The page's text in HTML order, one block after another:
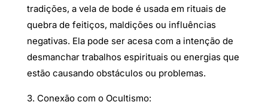
tradições, a vela de bode é usada em rituais de
quebra de feitiços, maldições ou influências
negativas. Ela pode ser acesa com a intenção de
desmanchar trabalhos espirituais ou energias que
estão causando obstáculos ou problemas.
3. Conexão com o Ocultismo: